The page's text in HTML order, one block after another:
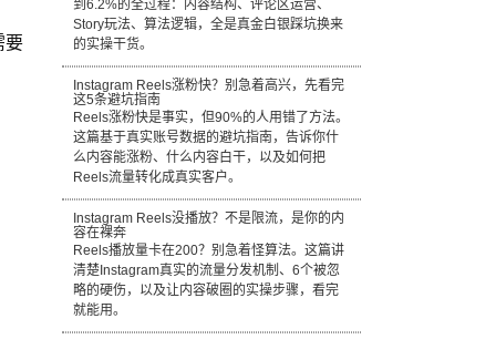
要
到6.2%的全过程：内容结构、评论区运营、
Story玩法、算法逻辑，全是真金白银踩坑换来
的实操干货。
Instagram Reels涨粉快？别急着高兴，先看完
这5条避坑指南
Reels涨粉快是事实，但90%的人用错了方法。
这篇基于真实账号数据的避坑指南，告诉你什
么内容能涨粉、什么内容白干，以及如何把
Reels流量转化成真实客户。
Instagram Reels没播放？不是限流，是你的内
容在裸奔
Reels播放量卡在200？别急着怪算法。这篇讲
清楚Instagram真实的流量分发机制、6个被忽
略的硬伤，以及让内容破圈的实操步骤，看完
就能用。